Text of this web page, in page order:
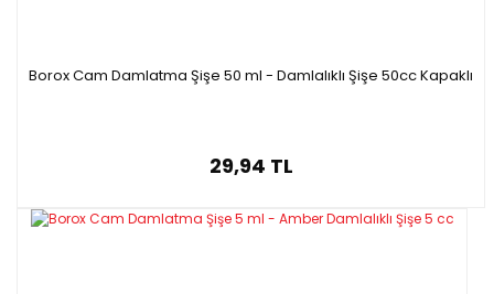
Borox Cam Damlatma Şişe 50 ml - Damlalıklı Şişe 50cc Kapaklı
29,94 TL